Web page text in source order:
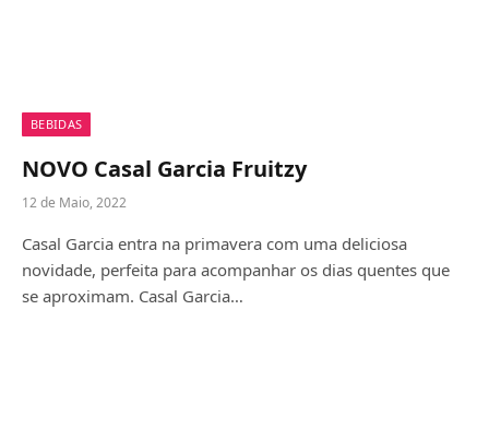
BEBIDAS
NOVO Casal Garcia Fruitzy
12 de Maio, 2022
Casal Garcia entra na primavera com uma deliciosa
novidade, perfeita para acompanhar os dias quentes que
se aproximam. Casal Garcia…